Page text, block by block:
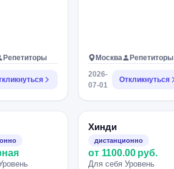
Репетиторы
Москва
Репетиторы
2026-
07-01
Откликнуться
Хинди
дистанционно
от 1100.00 руб.
Для себя Уровень